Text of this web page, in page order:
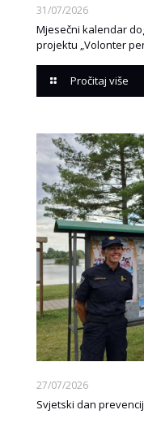
31/07/2026
Mjesečni kalendar
projektu „Volonter
Pročitaj više
27/07/2026
Svjetski dan